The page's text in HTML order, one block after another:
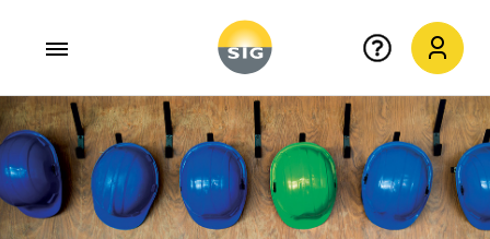
Aller au contenu principal